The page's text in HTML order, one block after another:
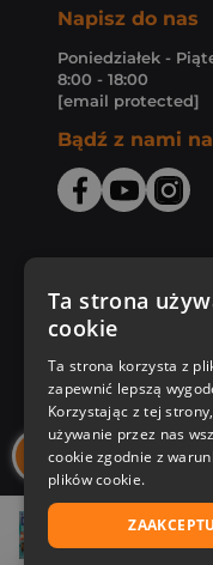
66,99 zł
Napisz do nas
Poniedziałek -
8:00 - 18:00
[email protected]
Bądź z nami
Zakupy u nas
Nasza oferta
Nasi autorzy
Ta strona
cookie
Ta strona korzysta z
zapewnić lepszą
Korzystając z tej
używanie przez nas
cookie zgodnie z
plików cookie.